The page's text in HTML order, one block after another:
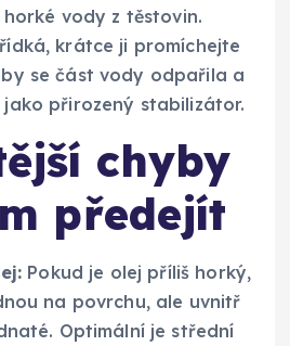
horké vody z těstovin.
krátce ji promíchejte
se část vody odpařila a
přirozený stabilizátor.
chyby
předejít
Pokud je olej příliš horký,
na povrchu, ale uvnitř
Optimální je střední